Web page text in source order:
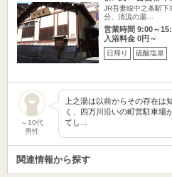
JR吾妻線中之条駅下
分、清流の湯…
営業時間 9:00～
入浴料金 0円～
日帰り 硫酸塩泉
～10代
男性
上之湯は以前からその存在は
く、四万川沿いの町営駐車場
てし…
関連情報から探す